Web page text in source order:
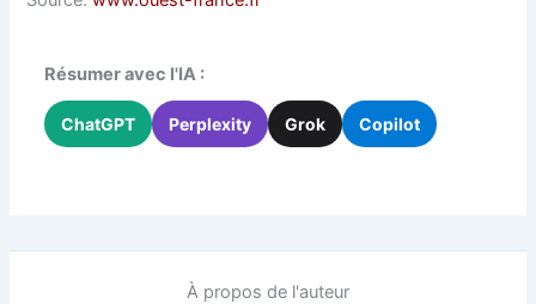
Résumer avec l'IA :
ChatGPT Perplexity Grok Copilot
À propos de l'auteur